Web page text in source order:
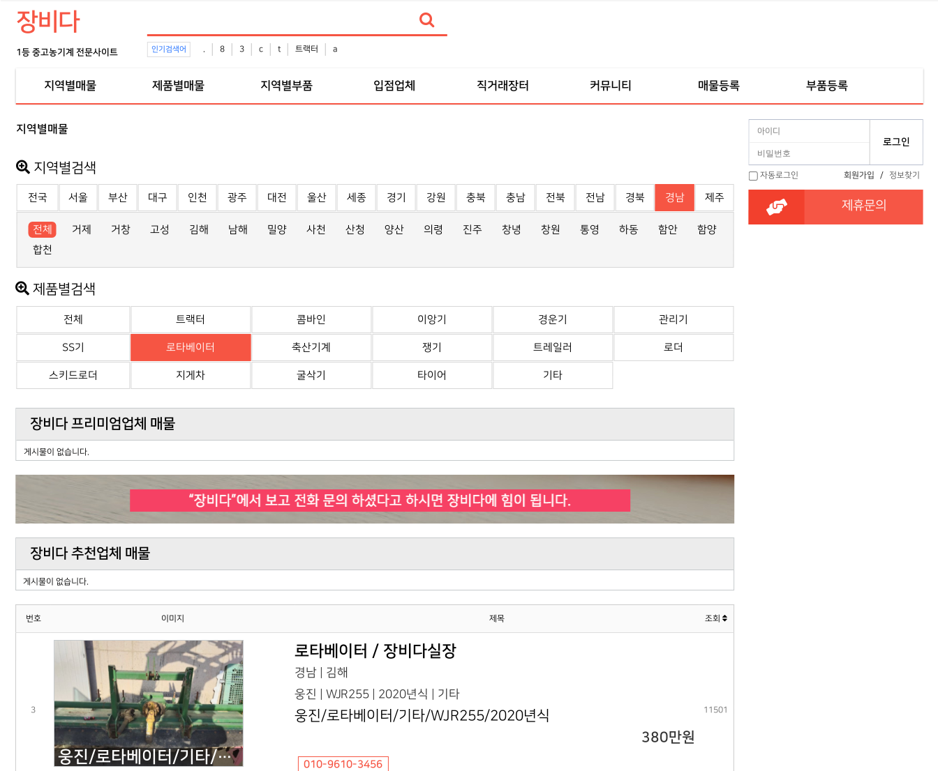
장비다
1등 중고농기계 전문사이트 인기검색어 . 8 3 c t 트랙터 a
지역별매물 제품별매물 지역별부품 입점업체 직거래장터 커뮤니티 매물등록 부품등록
지역별매물
지역별검색
전국 서울 부산 대구 인천 광주 대전 울산 세종 경기 강원 충북 충남 전북 전남 경북 경남 제주
전체 거제 거창 고성 김해 남해 밀양 사천 산청 양산 의령 진주 창녕 창원 통영 하동 함안
함양
합천
제품별검색
전체 트랙터 콤바인 이앙기 경운기 관리기
SS기 로타베이터 축산기계 쟁기 트레일러 로더
스키드로더 지게차 굴삭기 타이어 기타
장비다 프리미엄업체 매물
게시물이 없습니다.
장비다 추천업체 매물
게시물이 없습니다.
번호 이미지 제목 조회
3
웅진/로타베이터/기타/WJR255/2020년식
로타베이터 / 장비다실장
경남 | 김해
웅진 | WJR255 | 2020년식 | 기타
웅진/로타베이터/기타/WJR255/2020년식
380만원
010-9610-3456
11501
자동로그인 회원가입 / 정보찾기
제휴문의